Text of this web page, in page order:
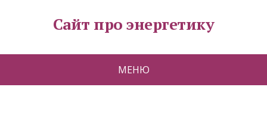
Сайт про энергетику
МЕНЮ